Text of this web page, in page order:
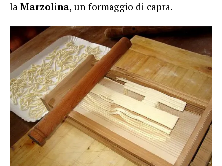
la Marzolina, un formaggio di capra.